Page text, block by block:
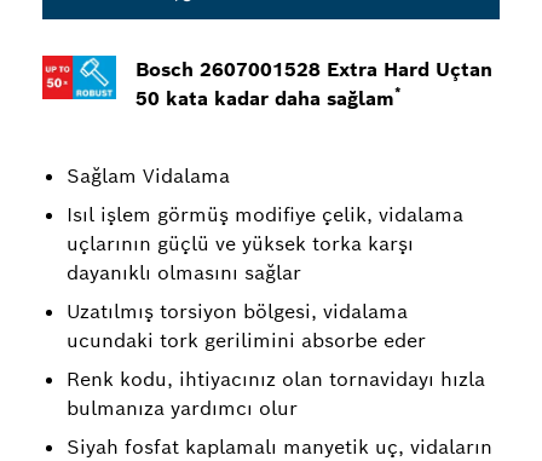
Bosch 2607001528 Extra Hard Uçtan
50 kata kadar daha sağlam*
Sağlam Vidalama
Isıl işlem görmüş modifiye çelik, vidalama
uçlarının güçlü ve yüksek torka karşı
dayanıklı olmasını sağlar
Uzatılmış torsiyon bölgesi, vidalama
ucundaki tork gerilimini absorbe eder
Renk kodu, ihtiyacınız olan tornavidayı hızla
bulmanıza yardımcı olur
Siyah fosfat kaplamalı manyetik uç, vidaların